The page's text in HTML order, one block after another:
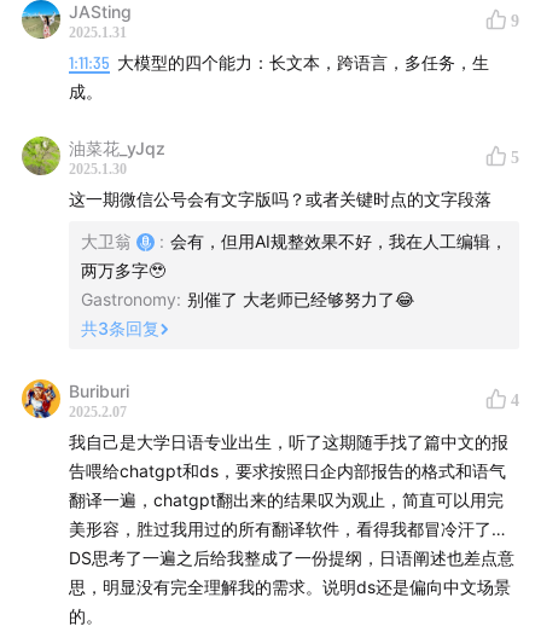
- MOE架构的工程优化与成本控制是DeepSeek的核心竞争
力，且符合国内算力与商业化需求。
- 后训练的挑战真实存在，且是行业共同瓶颈，需长期投
- **补充观点**
- **工程创新的价值不应被低估**：在工业界，将理论转化
态下，这种能力可能比纯算法突破更具现实意义。
- **技术演进的阶段性**：当前大模型的发展更依赖“组合式
创新”（如MOE+RLHF+Scaling），而非单一突破。
DeepSeek的路径是这一阶段的合理选择。
- **开放性问题**
号混合系统），DeepSeek能否快速跟进？这取决于团队的
前瞻性技术布局，目前尚未有公开信息佐证。
---
### **结论**
JASting
2025.1.31
9
1:11:35 大模型的四个能力：长文本，跨语言，多任务，生
成。
油菜花_yJqz
2025.1.30
5
这一期微信公号会有文字版吗？或者关键时点的文字段落
大卫翁 : 会有，但用AI规整效果不好，我在人工编辑，
两万多字🥹
Gastronomy: 别催了 大老师已经够努力了😂
共3条回复
Buriburi
2025.2.07
4
我自己是大学日语专业出生，听了这期随手找了篇中文的报
告喂给chatgpt和ds，要求按照日企内部报告的格式和语气
翻译一遍，chatgpt翻出来的结果叹为观止，简直可以用完
美形容，胜过我用过的所有翻译软件，看得我都冒冷汗了…
DS思考了一遍之后给我整成了一份提纲，日语阐述也差点意
思，明显没有完全理解我的需求。说明ds还是偏向中文场景
的。